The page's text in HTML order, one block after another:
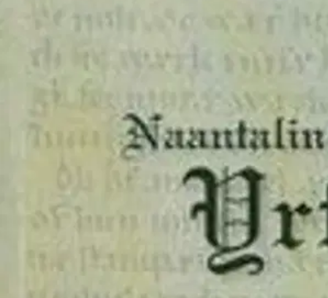
Tuotekuvat- ja videotOhita tuotekuva
Asiakasomistaja-alennus
Avaa kuva suurempana
Naantalin luostarin lääke-ja yrttikirja